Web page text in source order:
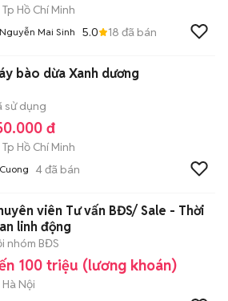
Tp Hồ Chí Minh
Nguyễn Mai Sinh 5.0 18 đã bán
bào dừa Xanh dương
sử dụng
đ
Tp Hồ Chí Minh
Cuong 4đã bán
viên Tư vấn BĐS/ Sale - Thời
linh động
nhóm BĐS
100 triệu (lương khoán)
Hà Nội